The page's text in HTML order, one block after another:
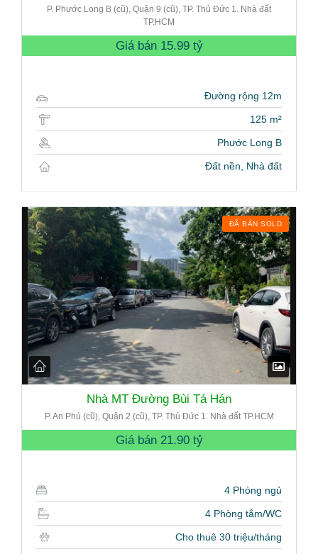
P. Phước Long B (cũ), Quận 9 (cũ), TP. Thủ Đức 1. Nhà đất
TP.HCM
Giá bán 15.99 tỷ
Đường rộng 12m
125 m²
Phước Long B
Đất nền, Nhà đất
ĐÃ BÁN SOLD
Nhà MT Đường Bùi Tá Hán
P. An Phú (cũ), Quận 2 (cũ), TP. Thủ Đức 1. Nhà đất TP.HCM
Giá bán 21.90 tỷ
4 Phòng ngủ
4 Phòng tắm/WC
Cho thuê 30 triệu/tháng